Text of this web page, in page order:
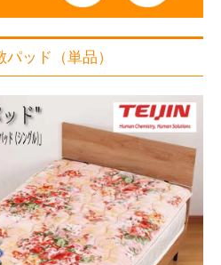
ッド（単品）